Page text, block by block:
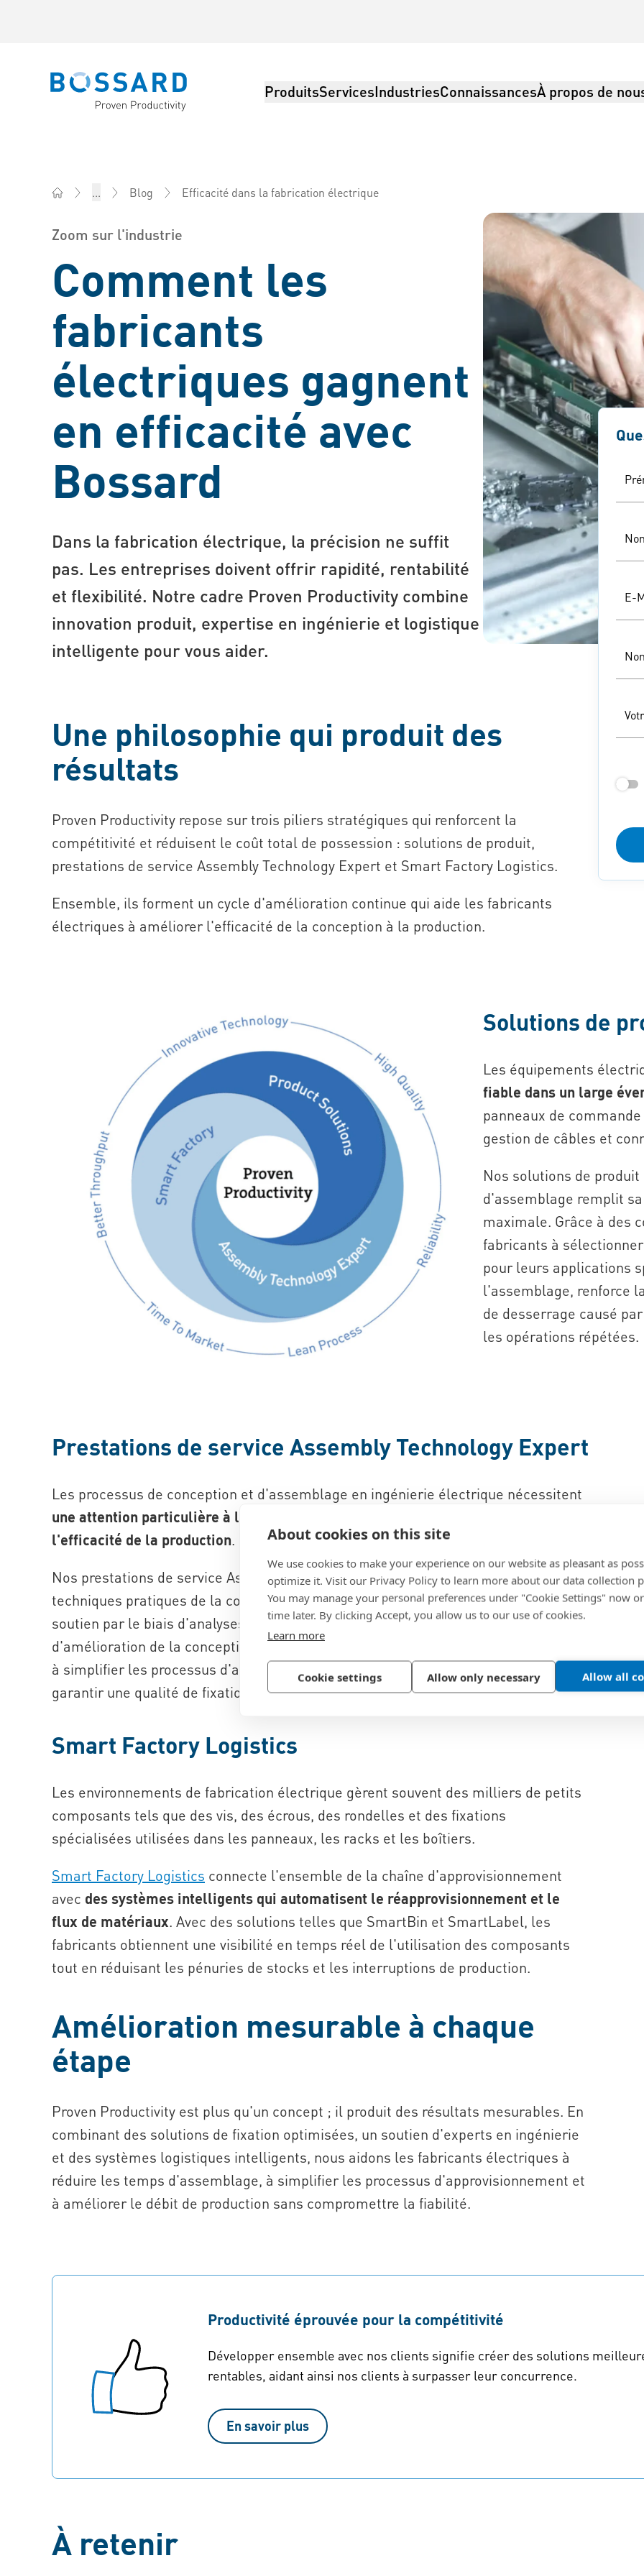
About cookies on this site
We use cookies to make your experience on our website as pleasant as
optimize it. Visit our Privacy Policy to learn more about our data collection
You may manage your personal preferences under "Cookie Settings" now
time later. By clicking Accept, you allow us to our use of cookies.
Learn more
Cookie settings Allow only necessary Allow all
Bossard homepage ProduitsServicesIndustriesConnaissancesÀ propos de
... Blog Efficacité dans la fabrication électrique
Zoom sur l'industrie
Comment les
fabricants
électriques gagnent
en efficacité avec
Bossard
Dans la fabrication électrique, la précision ne suffit
pas. Les entreprises doivent offrir rapidité, rentabilité
et flexibilité. Notre cadre Proven Productivity combine
innovation produit, expertise en ingénierie et logistique
intelligente pour vous aider.
E-
Une philosophie qui produit des
résultats
Proven Productivity repose sur trois piliers stratégiques qui renforcent la
compétitivité et réduisent le coût total de possession : solutions de produit,
prestations de service Assembly Technology Expert et Smart Factory Logistics.
Ensemble, ils forment un cycle d'amélioration continue qui aide les fabricants
électriques à améliorer l'efficacité de la conception à la production.
Solutions de
Les équipements
fiable dans un large
panneaux de
gestion de câbles et
Nos solutions de
d'assemblage remplit
maximale. Grâce à des
fabricants à
pour leurs applications
l'assemblage, renforce
de desserrage causé
les opérations répétées.
Prestations de service Assembly Technology Expert
Les processus de conception et d'assemblage en ingénierie électrique nécessitent
une attention particulière à la fiabilité mécanique, à l'accessibilité et à
l'efficacité de la production.
Nos prestations de service Assembly Technology Expert fournissent des conseils
techniques pratiques de la conception à la production. Les ingénieurs reçoivent un
soutien par le biais d'analyses de démontage, d'optimisation de la fixation,
d'amélioration de la conception et de formation technique. Cela aide les fabricants
à simplifier les processus d'assemblage, à réduire la complexité des pièces et à
garantir une qualité de fixation constante dans tous les systèmes électriques.
Smart Factory Logistics
Les environnements de fabrication électrique gèrent souvent des milliers de petits
composants tels que des vis, des écrous, des rondelles et des fixations
spécialisées utilisées dans les panneaux, les racks et les boîtiers.
Smart Factory Logistics connecte l'ensemble de la chaîne d'approvisionnement
avec des systèmes intelligents qui automatisent le réapprovisionnement et le
flux de matériaux. Avec des solutions telles que SmartBin et SmartLabel, les
fabricants obtiennent une visibilité en temps réel de l'utilisation des composants
tout en réduisant les pénuries de stocks et les interruptions de production.
Amélioration mesurable à chaque
étape
Proven Productivity est plus qu'un concept ; il produit des résultats mesurables. En
combinant des solutions de fixation optimisées, un soutien d'experts en ingénierie
et des systèmes logistiques intelligents, nous aidons les fabricants électriques à
réduire les temps d'assemblage, à simplifier les processus d'approvisionnement et
à améliorer le débit de production sans compromettre la fiabilité.
Productivité éprouvée pour la compétitivité
Développer ensemble avec nos clients signifie créer des solutions
rentables, aidant ainsi nos clients à surpasser leur concurrence.
En savoir plus
À retenir